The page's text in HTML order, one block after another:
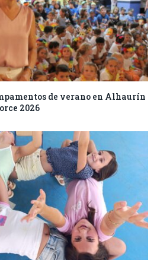
de verano en Alhaurín
2026